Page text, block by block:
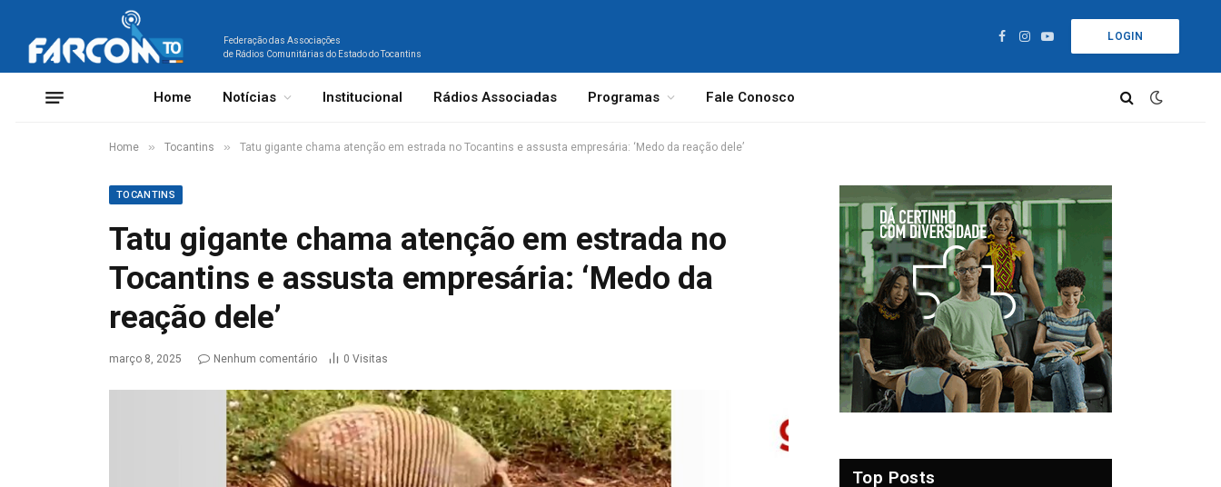
Federação das Associações
de Rádios Comunitárias do Estado do Tocantins
Facebook
Instagram
YouTube
LOGIN
Home Notícias Institucional Rádios Associadas Programas Fale Conosco
Home » Tocantins » Tatu gigante chama atenção em estrada no Tocantins e assusta empresária: ‘Medo da reação dele’
TOCANTINS
Tatu gigante chama atenção em estrada no
Tocantins e assusta empresária: ‘Medo da
reação dele’
março 8, 2025 Nenhum comentário 0 Visitas
Top Posts